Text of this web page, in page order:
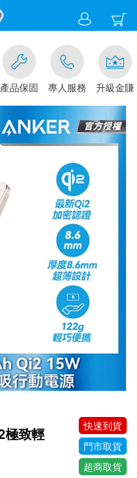
我看
產品保固 專人服務 升級金賺
致輕
快速到貨
門市取貨
超商取貨